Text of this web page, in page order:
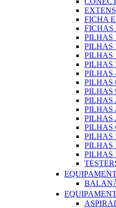
FICHA
FICHAS
PILHAS
PILHAS
PILHAS
PILHAS
PILHAS
PILHAS
PILHAS
PILHAS
PILHAS
PILHAS
PILHAS
PILHAS
PILHAS
PILHAS